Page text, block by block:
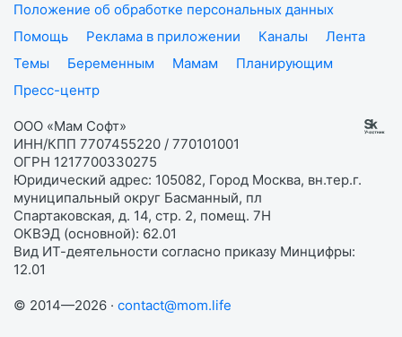
Положение об обработке персональных данных
Помощь
Реклама в приложении Каналы
Лента
Темы
Беременным Мамам
Планирующим
Пресс-центр
ООО «Мам Софт»
ИНН/КПП 7707455220 / 770101001
ОГРН 1217700330275
Юридический адрес: 105082, Город Москва, вн.тер.г.
муниципальный округ Басманный, пл
Спартаковская, д. 14, стр. 2, помещ. 7Н
ОКВЭД (основной): 62.01
Вид ИТ-деятельности согласно приказу Минцифры:
12.01
© 2014—2026 · contact@mom.life